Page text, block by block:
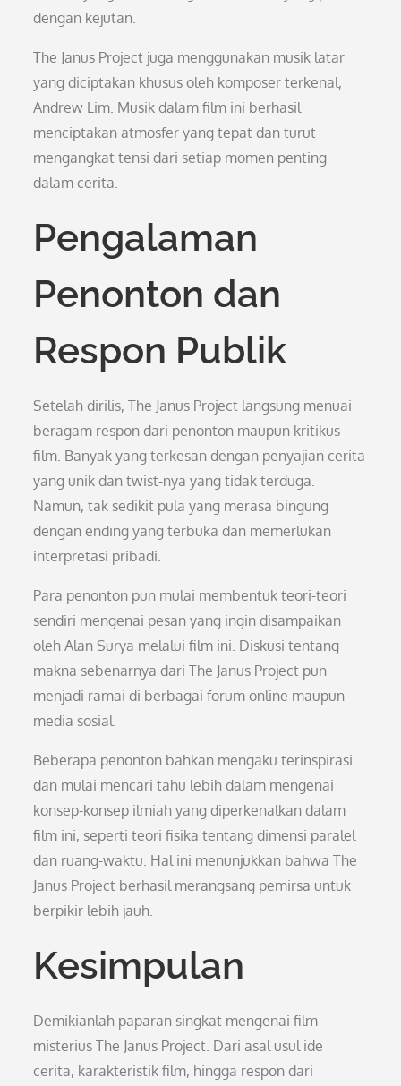
dengan kejutan.
The Janus Project juga menggunakan musik latar
yang diciptakan khusus oleh komposer terkenal,
Andrew Lim. Musik dalam film ini berhasil
menciptakan atmosfer yang tepat dan turut
mengangkat tensi dari setiap momen penting
dalam cerita.
Pengalaman
Penonton dan
Respon Publik
Setelah dirilis, The Janus Project langsung menuai
beragam respon dari penonton maupun kritikus
film. Banyak yang terkesan dengan penyajian cerita
yang unik dan twist-nya yang tidak terduga.
Namun, tak sedikit pula yang merasa bingung
dengan ending yang terbuka dan memerlukan
interpretasi pribadi.
Para penonton pun mulai membentuk teori-teori
sendiri mengenai pesan yang ingin disampaikan
oleh Alan Surya melalui film ini. Diskusi tentang
makna sebenarnya dari The Janus Project pun
menjadi ramai di berbagai forum online maupun
media sosial.
Beberapa penonton bahkan mengaku terinspirasi
dan mulai mencari tahu lebih dalam mengenai
konsep-konsep ilmiah yang diperkenalkan dalam
film ini, seperti teori fisika tentang dimensi paralel
dan ruang-waktu. Hal ini menunjukkan bahwa The
Janus Project berhasil merangsang pemirsa untuk
berpikir lebih jauh.
Kesimpulan
Demikianlah paparan singkat mengenai film
misterius The Janus Project. Dari asal usul ide
cerita, karakteristik film, hingga respon dari